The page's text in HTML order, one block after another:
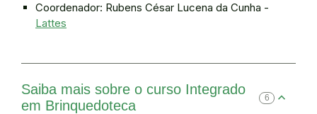
Coordenador: Rubens César Lucena da Cunha -
Lattes
Saiba mais sobre o curso Integrado
em Brinquedoteca
6